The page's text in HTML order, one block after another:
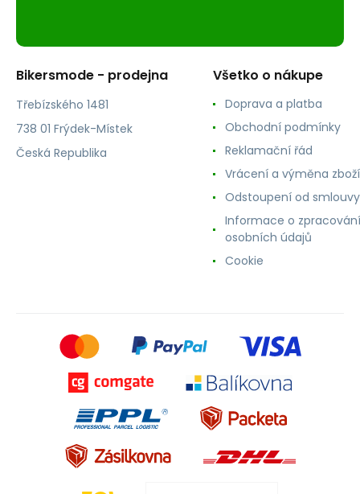
Bikersmode - prodejna
Třebízského 1481
738 01 Frýdek-Místek
Česká Republika
Všetko o nákupe
Doprava a platba
Obchodní podmínky
Reklamační řád
Vrácení a výměna zboží
Odstoupení od smlouvy
Informace o zpracování
osobních údajů
Cookie